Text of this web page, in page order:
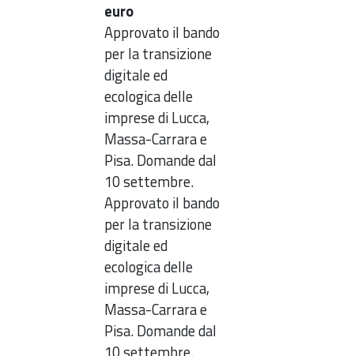
euro
Approvato il bando
per la transizione
digitale ed
ecologica delle
imprese di Lucca,
Massa-Carrara e
Pisa. Domande dal
10 settembre.
Approvato il bando
per la transizione
digitale ed
ecologica delle
imprese di Lucca,
Massa-Carrara e
Pisa. Domande dal